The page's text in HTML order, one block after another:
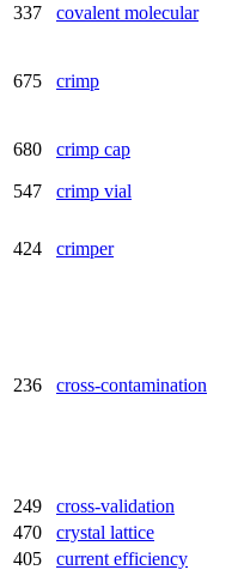
337 covalent molecular
675 crimp
680 crimp cap
547 crimp vial
424 crimper
236 cross-contamination
249 cross-validation
470
crystal lattice
405
current efficiency